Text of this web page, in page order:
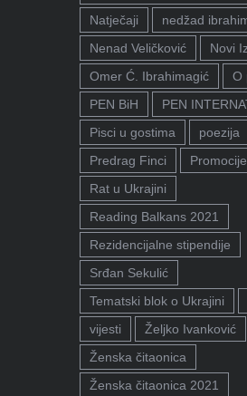
Natječaji
nedžad
Nenad Veličković
Novi
Omer Ć. Ibrahimagić
O
PEN BiH
PEN
Pisci u gostima
poezija
Predrag Finci
Promocije
Rat u Ukrajini
Reading Balkans 2021
Rezidencijalne stipendije
Srđan Sekulić
Tematski blok o Ukrajini
vijesti
Željko Ivanković
Ženska čitaonica
Ženska čitaonica 2021